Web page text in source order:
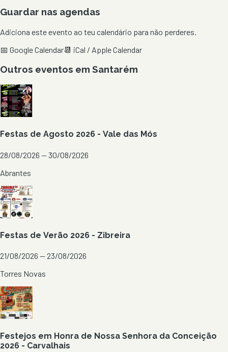
Guardar nas agendas
Adiciona este evento ao teu calendário para não perderes.
📅 Google Calendar📆 iCal / Apple Calendar
Outros eventos em Santarém
Festas de Agosto 2026 - Vale das Mós
28/08/2026 — 30/08/2026
Abrantes
Festas de Verão 2026 - Zibreira
21/08/2026 — 23/08/2026
Torres Novas
Festejos em Honra de Nossa Senhora da Conceição
2026 - Carvalhais